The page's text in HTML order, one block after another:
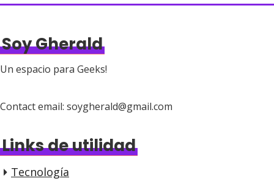
Soy Gherald
Un espacio para Geeks!
Contact email: soygherald@gmail.com
Links de utilidad
Tecnología